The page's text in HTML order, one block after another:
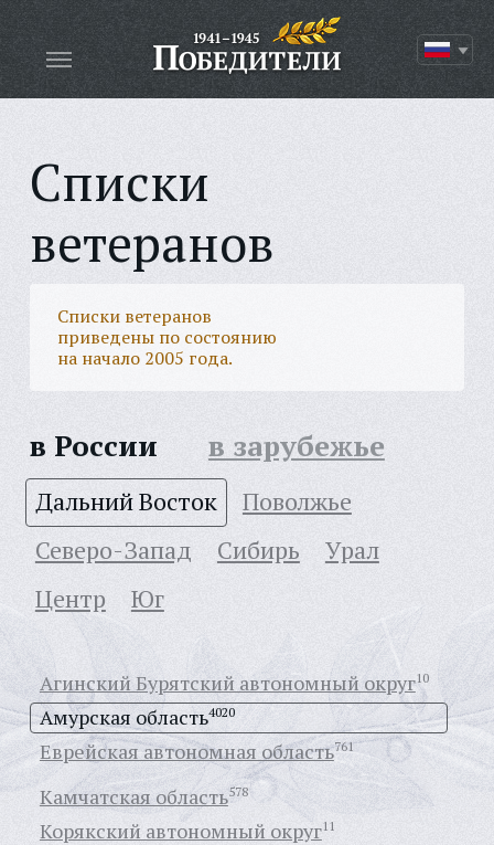
Списки
ветеранов
Списки ветеранов
приведены по состоянию
на начало 2005 года.
в России в зарубежье
Дальний Восток
Поволжье
Северо-Запад
Сибирь
Урал
Центр
Юг
Агинский Бурятский автономный округ10
Амурская область4020
Еврейская автономная область761
Камчатская область578
Корякский автономный округ11